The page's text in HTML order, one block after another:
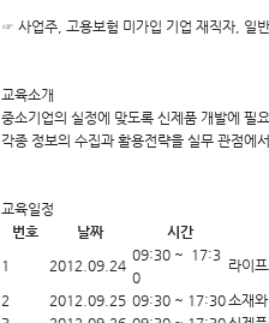
☞ 사업주, 고용보험 미가입 기업 재직자, 일
교육소개
중소기업의 실정에 맞도록 신제품 개발에 필
각종 정보의 수집과 활용전략을 실무 관점에
교육일정
번호
날짜 시간
1
2012.09.24
09:30 ~ 17:3
0
라이
2 2012.09.25 09:30 ~ 17:30소재